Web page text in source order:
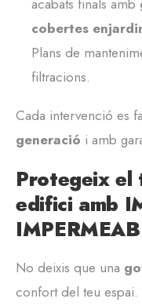
acabats finals amb
cobertes
Plans de
filtracions.
Cada intervenció es
generació i amb
Protegeix el
edifici amb
No deixis que una
confort del teu espai.